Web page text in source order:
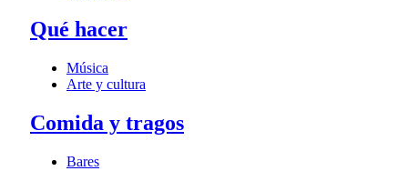
Qué hacer
Música
Arte y cultura
Comida y tragos
Bares